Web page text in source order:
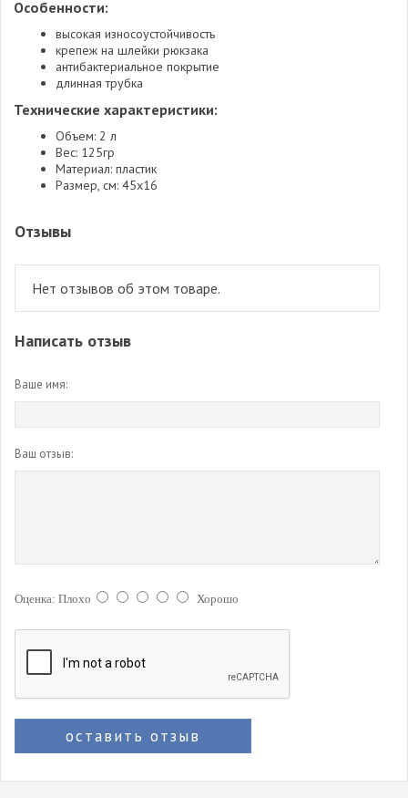
Особенности:
высокая износоустойчивость
крепеж на шлейки рюкзака
антибактериальное покрытие
длинная трубка
Технические характеристики:
Объем: 2 л
Вес: 125гр
Материал: пластик
Размер, см: 45х16
Отзывы
Нет отзывов об этом товаре.
Написать отзыв
Ваше имя:
Ваш отзыв:
Оценка: Плохо Хорошо
оставить отзыв